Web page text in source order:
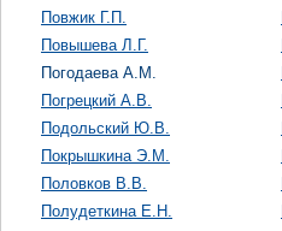
Повжик Г.П.
Повышева Л.Г.
Погодаева А.М.
Погрецкий А.В.
Подольский Ю.В.
Покрышкина Э.М.
Половков В.В.
Полудеткина Е.Н.